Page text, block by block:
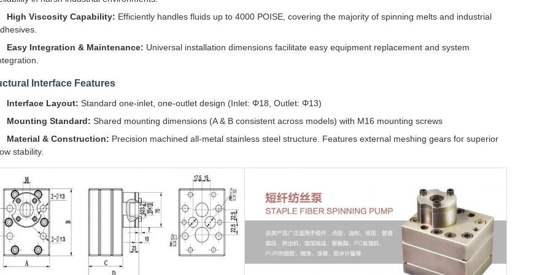
High Viscosity Capability: Efficiently handles fluids up to 4000 POISE, covering the majority of spinning melts and industrial
Easy Integration & Maintenance: Universal installation dimensions facilitate easy equipment replacement and system
Interface Features
Interface Layout: Standard one-inlet, one-outlet design (Inlet: Φ18, Outlet: Φ13)
Mounting Standard: Shared mounting dimensions (A & B consistent across models) with M16 mounting screws
Material & Construction: Precision machined all-metal stainless steel structure. Features external meshing gears for superior
stability.